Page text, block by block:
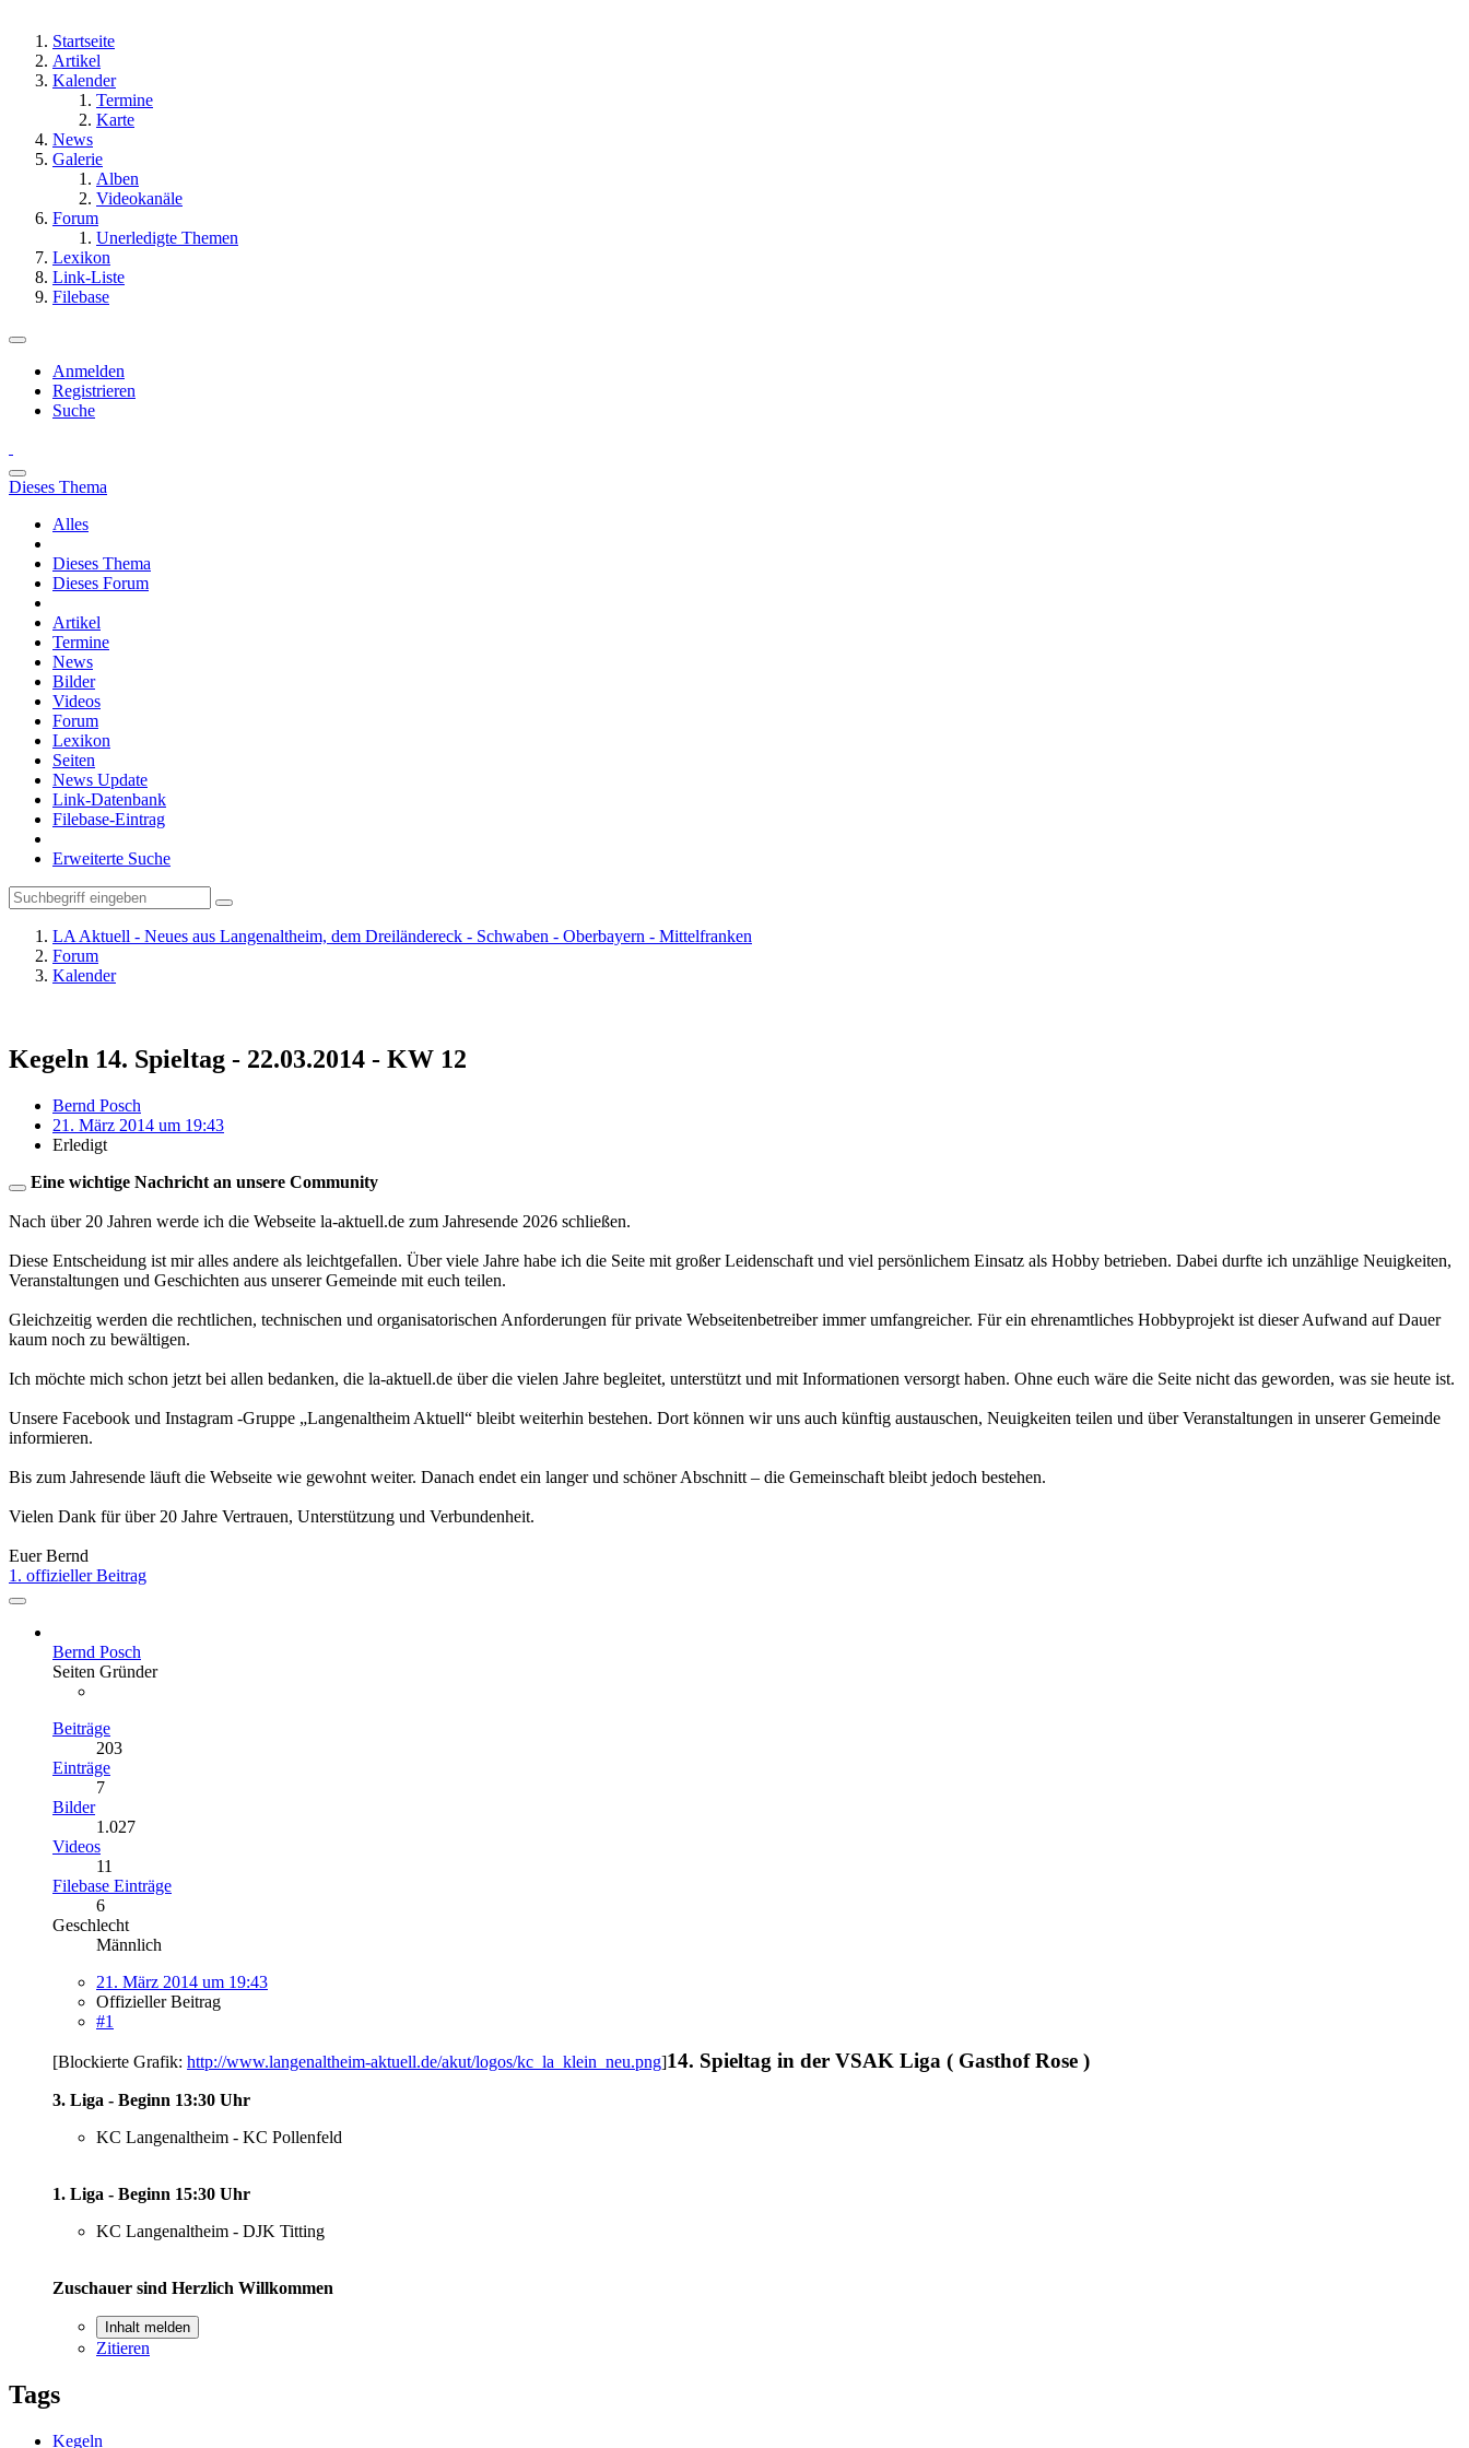
Startseite
Artikel
Kalender
Termine
Karte
News
Galerie
Alben
Videokanäle
Forum
Unerledigte Themen
Lexikon
Link-Liste
Filebase
Anmelden
Registrieren
Suche
Dieses Thema
Alles
Dieses Thema
Dieses Forum
Artikel
Termine
News
Bilder
Videos
Forum
Lexikon
Seiten
News Update
Link-Datenbank
Filebase-Eintrag
Erweiterte Suche
LA Aktuell - Neues aus Langenaltheim, dem Dreiländereck - Schwaben - Oberbayern - Mittelfranken
Forum
Kalender
Kegeln 14. Spieltag - 22.03.2014 - KW 12
Bernd Posch
21. März 2014 um 19:43
Erledigt
Eine wichtige Nachricht an unsere Community
Nach über 20 Jahren werde ich die Webseite la-aktuell.de zum Jahresende 2026 schließen.
Diese Entscheidung ist mir alles andere als leichtgefallen. Über viele Jahre habe ich die Seite mit großer Leidenschaft und viel persönlichem Einsatz als Hobby betrieben. Dabei durfte ich unzählige Neuigkeiten,
Veranstaltungen und Geschichten aus unserer Gemeinde mit euch teilen.
Gleichzeitig werden die rechtlichen, technischen und organisatorischen Anforderungen für private Webseitenbetreiber immer umfangreicher. Für ein ehrenamtliches Hobbyprojekt ist dieser Aufwand auf Dauer
kaum noch zu bewältigen.
Ich möchte mich schon jetzt bei allen bedanken, die la-aktuell.de über die vielen Jahre begleitet, unterstützt und mit Informationen versorgt haben. Ohne euch wäre die Seite nicht das geworden, was sie heute ist.
Unsere Facebook und Instagram -Gruppe „Langenaltheim Aktuell“ bleibt weiterhin bestehen. Dort können wir uns auch künftig austauschen, Neuigkeiten teilen und über Veranstaltungen in unserer Gemeinde
informieren.
Bis zum Jahresende läuft die Webseite wie gewohnt weiter. Danach endet ein langer und schöner Abschnitt – die Gemeinschaft bleibt jedoch bestehen.
Vielen Dank für über 20 Jahre Vertrauen, Unterstützung und Verbundenheit.
Euer Bernd
1. offizieller Beitrag
Bernd Posch
Seiten Gründer
Beiträge
203
Einträge
7
Bilder
1.027
Videos
11
Filebase Einträge
6
Geschlecht
Männlich
21. März 2014 um 19:43
Offizieller Beitrag
#1
[Blockierte Grafik: http://www.langenaltheim-aktuell.de/akut/logos/kc_la_klein_neu.png]14. Spieltag in der VSAK Liga ( Gasthof Rose )
3. Liga - Beginn 13:30 Uhr
KC Langenaltheim - KC Pollenfeld
1. Liga - Beginn 15:30 Uhr
KC Langenaltheim - DJK Titting
Zuschauer sind Herzlich Willkommen
Inhalt melden
Zitieren
Tags
Kegeln